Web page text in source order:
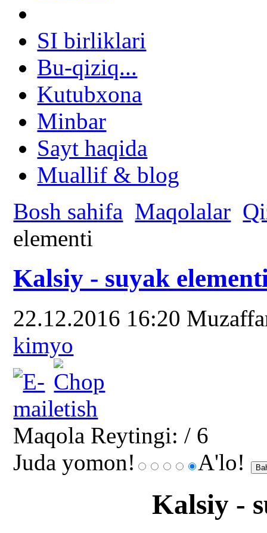
SI birliklari
Bu-qiziq...
Kutubxona
Minbar
Sayt haqida
Muallif & blog
Bosh sahifa Maqolalar
elementi
Kalsiy - suyak
22.12.2016 16:20
kimyo
Maqola Reytingi: / 6
Juda yomon!
A'lo!
Kalsiy -